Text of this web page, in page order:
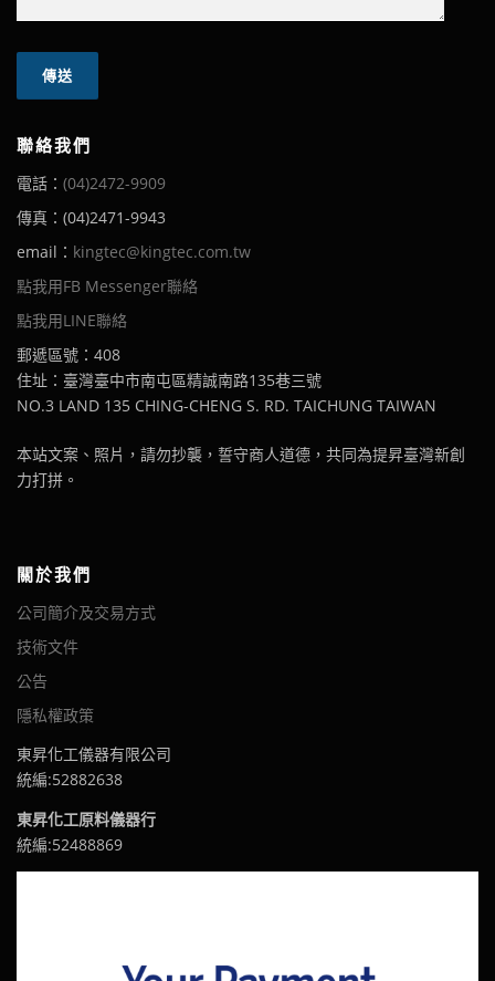
聯絡我們
電話： (04)2472-9909
傳真：(04)2471-9943
email： kingtec@kingtec.com.tw
點我用FB Messenger聯絡
點我用LINE聯絡
郵遞區號：408
住址：臺灣臺中市南屯區精誠南路135巷三號
NO.3 LAND 135 CHING-CHENG S. RD. TAICHUNG TAIWAN
本站文案、照片，請勿抄襲，誓守商人道德，共同為提昇臺灣新創
力打拼。
關於我們
公司簡介及交易方式
技術文件
公告
隱私權政策
東昇化工儀器有限公司
統編:52882638
東昇化工原料儀器行
統編:52488869